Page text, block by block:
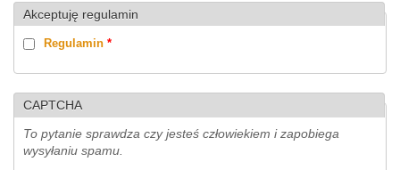
Akceptuję regulamin
Regulamin *
CAPTCHA
To pytanie sprawdza czy jesteś człowiekiem i zapobiega
wysyłaniu spamu.